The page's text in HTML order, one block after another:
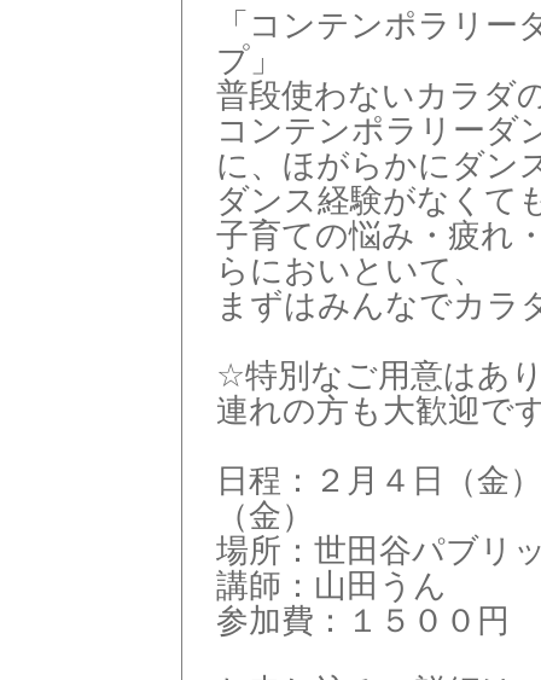
「コンテンポラリ
プ」
普段使わないカラダ
コンテンポラリーダ
に、ほがらかにダン
ダンス経験がなくて
子育ての悩み・疲れ
らにおいといて、
まずはみんなでカラ
☆特別なご用意はあ
連れの方も大歓迎で
日程：２月４日（金
（金）
場所：世田谷パブリ
講師：山田うん
参加費：１５００円